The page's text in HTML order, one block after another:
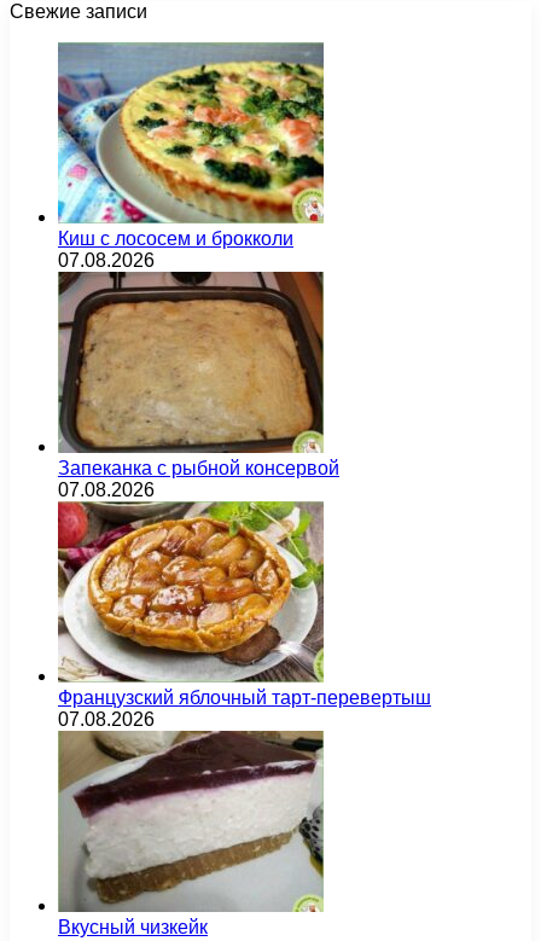
Свежие записи
Киш с лососем и брокколи
07.08.2026
Запеканка с рыбной консервой
07.08.2026
Французский яблочный тарт-перевертыш
07.08.2026
Вкусный чизкейк